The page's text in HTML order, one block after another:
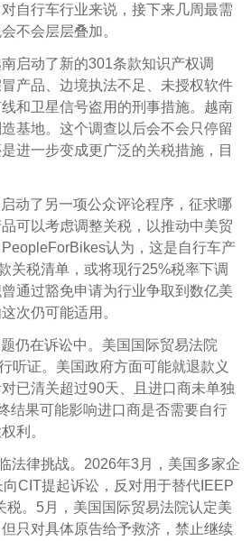
自行车行业来说，接下来几周最需
不会层层叠加。
启动了新的301条款知识产权调
产品、边境执法不足、未授权软件
和卫星信号盗用的刑事措施。越南
基地。这个调查以后会不会只停留
进一步变成更广泛的关税措施，目
动了另一项公众评论程序，征求哪
可以考虑调整关税，以推动中美贸
认为，这是自行车产
关税清单，或将现行25%税率下调
通过豁免申请为行业争取到数亿美
次仍可能适用。
仍在诉讼中。美国国际贸易法院
听证。美国政府方面可能就退款义
已清关超过90天、且进口商未单独
结果可能影响进口商是否需要自行
利。
法律挑战。2026年3月，美国多家企
CIT提起诉讼，反对用于替代IEEP
税。5月，美国国际贸易法院认定美
只对具体原告给予救济，禁止继续